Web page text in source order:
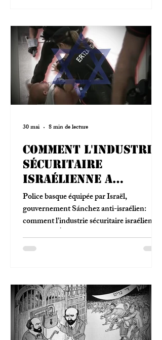
Comment l'industrie
sécuritaire
israélienne a
colonisé ses
adversaires
Police basque équipée par Israël,
gouvernement Sánchez anti-israélien:
comment l'industrie sécuritaire israélienne
infiltre les États qui la condamnent.
30 mai 8 min de lecture